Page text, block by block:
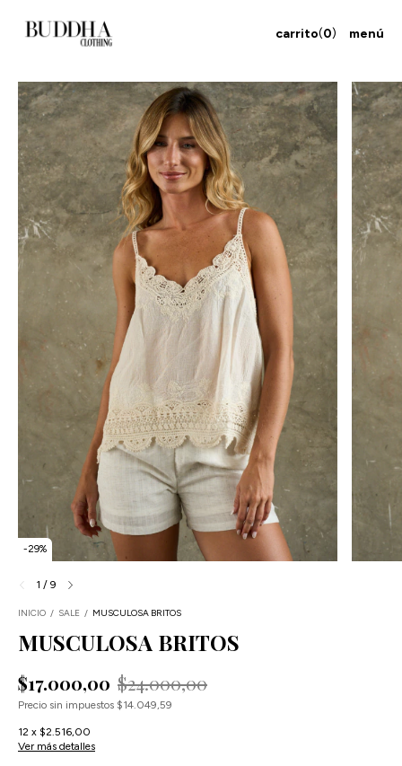
menú
carrito(0)
-29%
1 / 9
INICIO / SALE / MUSCULOSA BRITOS
MUSCULOSA BRITOS
$17.000,00 $24.000,00
Precio sin impuestos $14.049,59
12 x $2.516,00
Ver más detalles